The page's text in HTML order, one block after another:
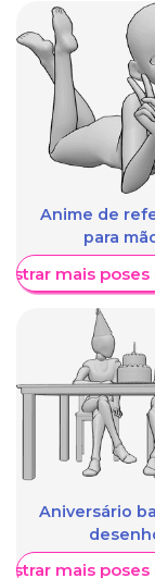
Anime de
para
mais poses
Aniversário
mais poses